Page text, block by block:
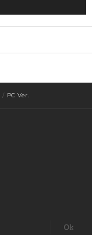
/ PC Ver.